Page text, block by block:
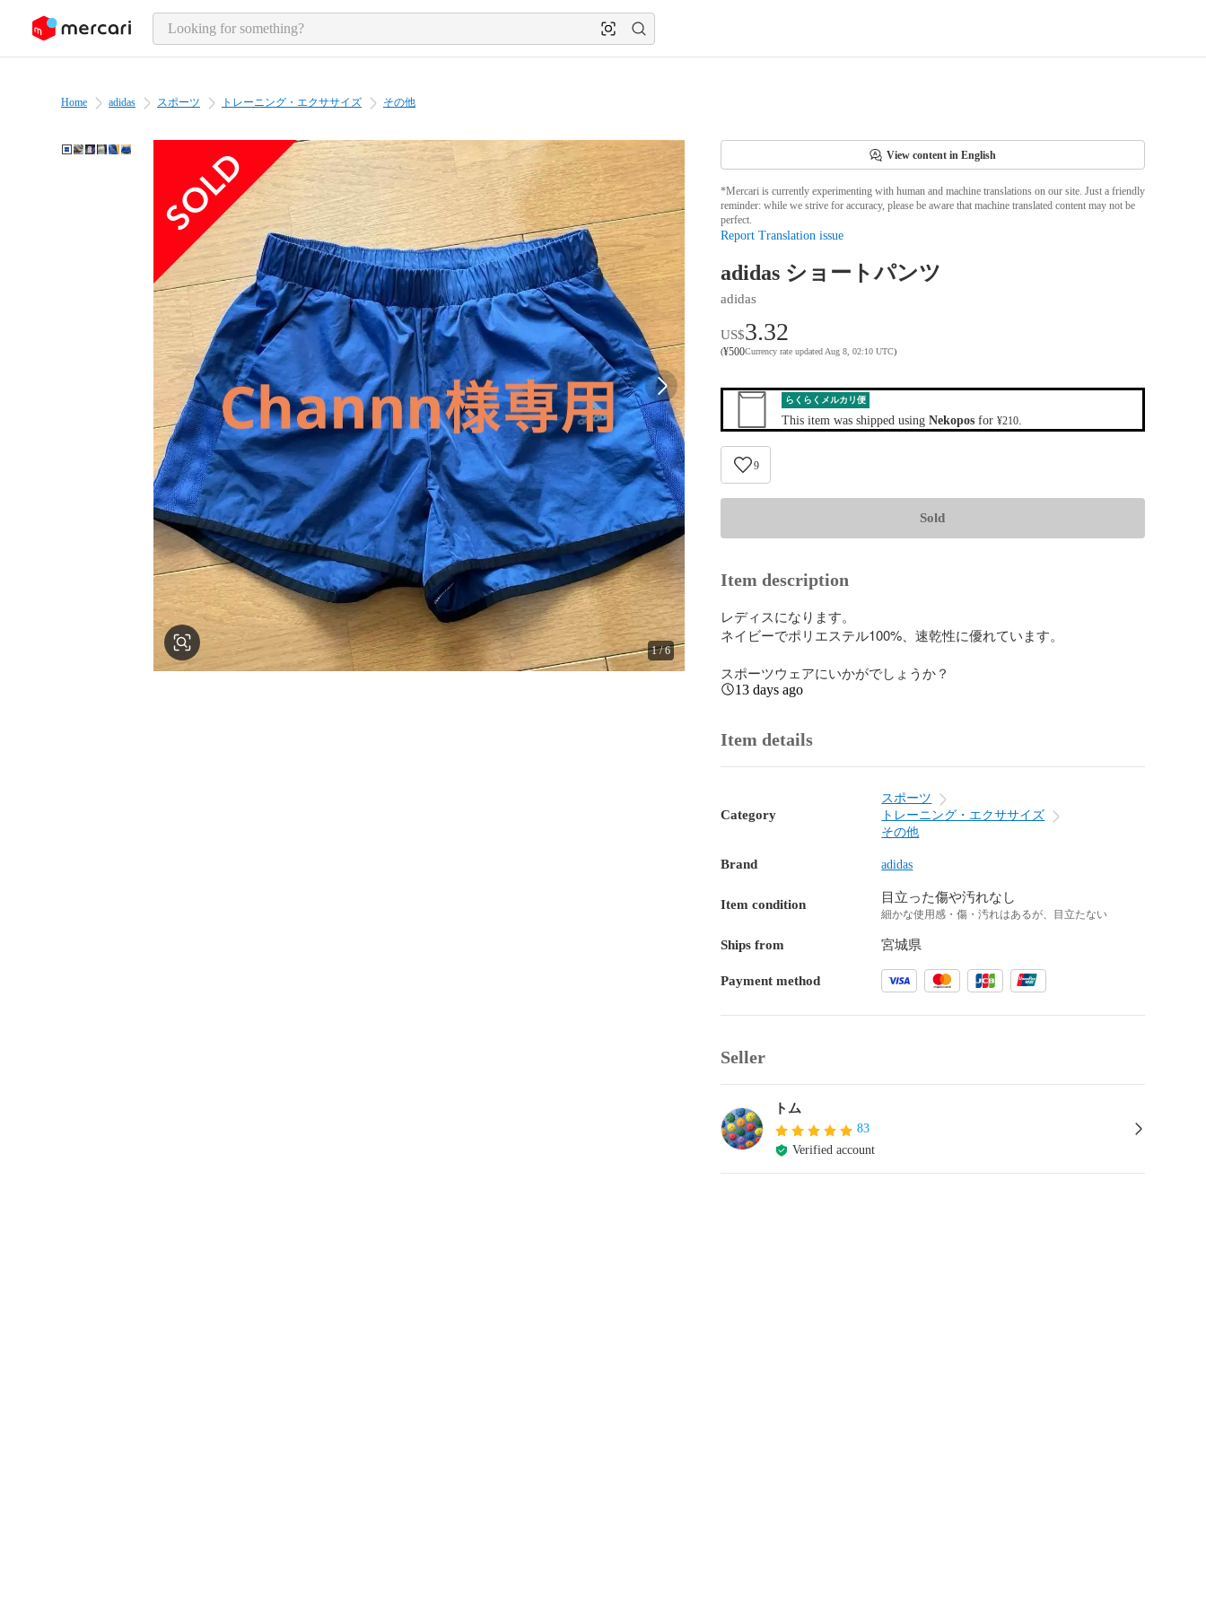
page content
Home adidas スポーツ トレーニング・エクササイズ その他
1/6
View content in English
*Mercari is currently experimenting with human and machine translations on our site. Just a friendly
reminder: while we strive for accuracy, please be aware that machine translated content may not be
perfect.
Report Translation issue
adidas ショートパンツ
adidas
US$3.32
(¥500Currency rate updated Aug 8, 02:10 UTC)
らくらくメルカリ便
This item was shipped using Nekoposfor ¥210.
9
Sold
Item description
レディスになります。
ネイビーでポリエステル100%、速乾性に優れています。
スポーツウェアにいかがでしょうか？
13 days ago
Item details
Category
スポーツ
トレーニング・エクササイズ
その他
Brand adidas
Item condition 目立った傷や汚れなし
細かな使用感・傷・汚れはあるが、目立たない
Ships from 宮城県
Payment method
Seller
トム
83
Verified account